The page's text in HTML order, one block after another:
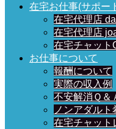
在宅お仕事(サポー
在宅代理店
在宅代理店
在宅チャット
お仕事について
報酬について
実際の収入例
不安解消Ｑ＆
ノンアダル
在宅チャット